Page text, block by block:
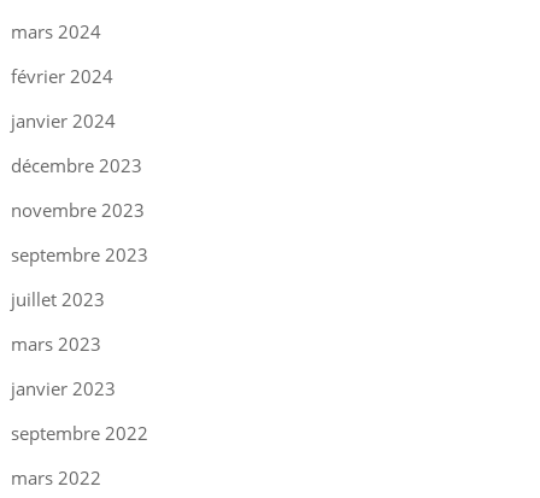
mars 2024
février 2024
janvier 2024
décembre 2023
novembre 2023
septembre 2023
juillet 2023
mars 2023
janvier 2023
septembre 2022
mars 2022